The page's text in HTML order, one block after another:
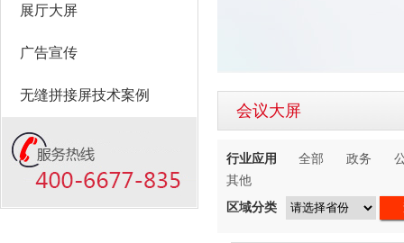
展厅大屏
广告宣传
无缝拼接屏技术案例
会议大屏
行业应用 全部 政务
其他
区域分类